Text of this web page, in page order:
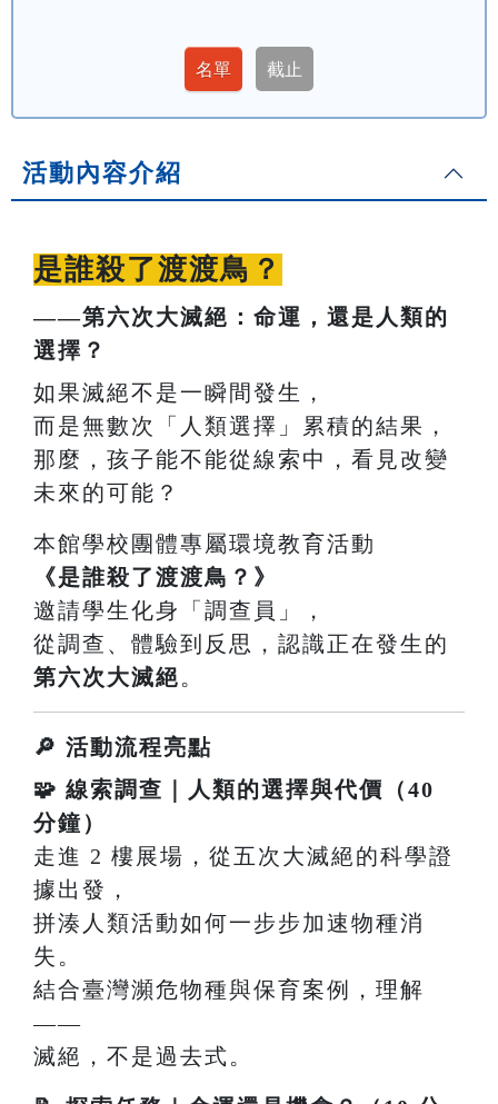
活動內容介紹
是誰殺了渡渡鳥？
——第六次大滅絕：命運，還是人類的
選擇？
如果滅絕不是一瞬間發生，
而是無數次「人類選擇」累積的結果，
那麼，孩子能不能從線索中，看見改變
未來的可能？
本館學校團體專屬環境教育活動
《是誰殺了渡渡鳥？》
邀請學生化身「調查員」，
從調查、體驗到反思，認識正在發生的
第六次大滅絕。
🔎 活動流程亮點
🧩 線索調查｜人類的選擇與代價（40
分鐘）
走進 2 樓展場，從五次大滅絕的科學證
據出發，
拼湊人類活動如何一步步加速物種消
失。
結合臺灣瀕危物種與保育案例，理解
——
滅絕，不是過去式。